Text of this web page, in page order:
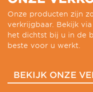
Onze producten zijn
verkrijgbaar. Bekijk
het dichtst bij u in de
beste voor u werkt.
BEKIJK ONZE